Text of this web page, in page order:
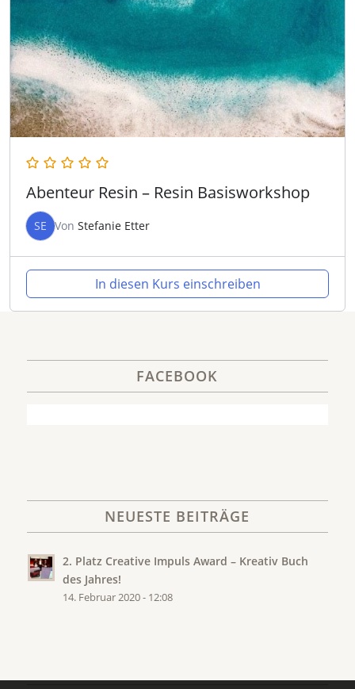
Abenteur Resin – Resin Basisworkshop
SE Von Stefanie Etter
In diesen Kurs einschreiben
FACEBOOK
NEUESTE BEITRÄGE
2. Platz Creative Impuls Award – Kreativ Buch
des Jahres!
14. Februar 2020 - 12:08